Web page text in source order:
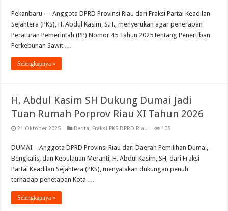
Pekanbaru — Anggota DPRD Provinsi Riau dari Fraksi Partai Keadilan
Sejahtera (PKS), H. Abdul Kasim, S.H., menyerukan agar penerapan
Peraturan Pemerintah (PP) Nomor 45 Tahun 2025 tentang Penertiban
Perkebunan Sawit …
Selengkapnya »
H. Abdul Kasim SH Dukung Dumai Jadi
Tuan Rumah Porprov Riau XI Tahun 2026
21 Oktober 2025 Berita, Fraksi PKS DPRD Riau 105
DUMAI – Anggota DPRD Provinsi Riau dari Daerah Pemilihan Dumai,
Bengkalis, dan Kepulauan Meranti, H. Abdul Kasim, SH, dari Fraksi
Partai Keadilan Sejahtera (PKS), menyatakan dukungan penuh
terhadap penetapan Kota …
Selengkapnya »